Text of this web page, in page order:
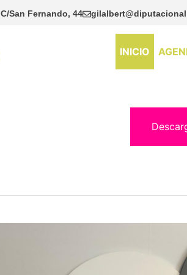
C/San Fernando, 44
INICIO